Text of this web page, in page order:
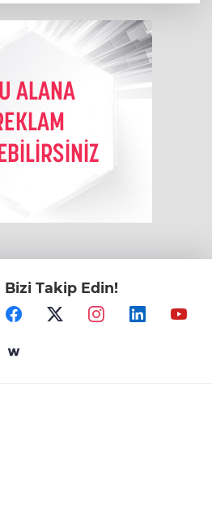
Bizi Takip Edin!